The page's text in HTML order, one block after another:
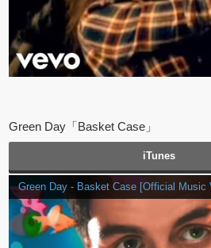
Green Day「Basket Case」
iTunes
Green Day - Basket Case [Official Music